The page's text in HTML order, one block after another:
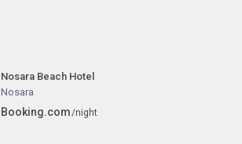
Nosara Beach Hotel
Nosara
Booking.com/night